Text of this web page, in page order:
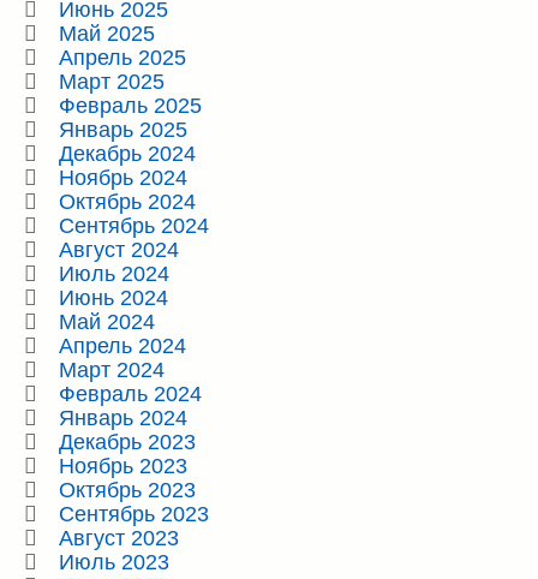
Июнь 2025
Май 2025
Апрель 2025
Март 2025
Февраль 2025
Январь 2025
Декабрь 2024
Ноябрь 2024
Октябрь 2024
Сентябрь 2024
Август 2024
Июль 2024
Июнь 2024
Май 2024
Апрель 2024
Март 2024
Февраль 2024
Январь 2024
Декабрь 2023
Ноябрь 2023
Октябрь 2023
Сентябрь 2023
Август 2023
Июль 2023